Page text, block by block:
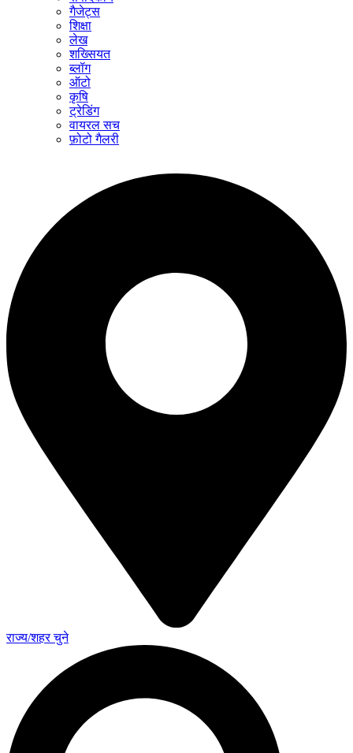
गैजेट्स
शिक्षा
लेख
शख्सियत
ब्लॉग
ऑटो
कृषि
ट्रेडिंग
वायरल सच
फ़ोटो गैलरी
राज्य/शहर चुने